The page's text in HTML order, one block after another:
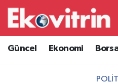
Güncel Ekonomi
Güncel
Ekonomi
Hava Durumu
Trafik Durumu